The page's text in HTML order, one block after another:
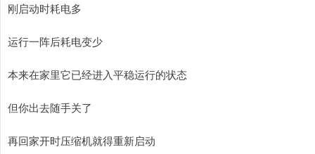
刚启动时耗电多
运行一阵后耗电变少
本来在家里它已经进入平稳运行的状态
但你出去随手关了
再回家开时压缩机就得重新启动